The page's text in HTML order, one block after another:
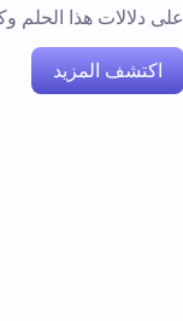
على دلالات هذا
اكتشف المزيد